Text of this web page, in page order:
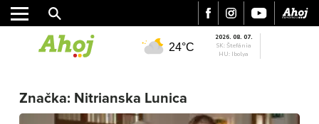
MESTO
REGIÓN
24°C
2026. 08. 07.
SK: Štefánia
HU: Ibolya
Značka: Nitrianska Lunica